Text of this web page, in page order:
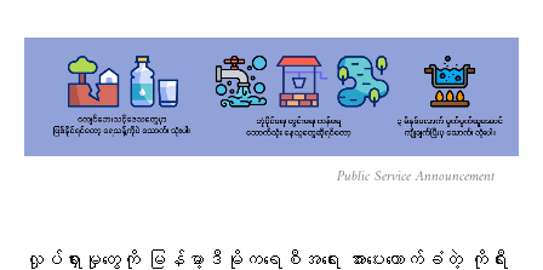
Public Service Announcement
လှုပ်ရှားမှုတွေကို မြန်မာ့ဒီမိုကရေစီအရေး အားပေးထောက်ခံတဲ့ ကိုရီး